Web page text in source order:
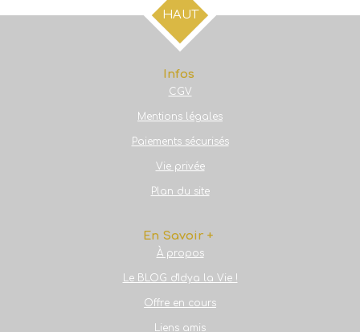
e
e
e
e
HAUT
Infos
CGV
Mentions légales
Paiements sécurisés
Vie privée
Plan du site
En Savoir +
À propos
Le BLOG d'Idya la Vie !
Offre en cours
Liens amis